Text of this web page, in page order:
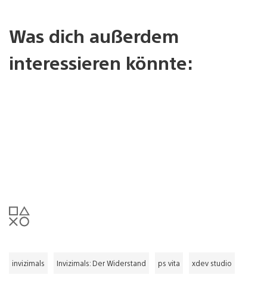
Was dich außerdem
interessieren könnte:
invizimals Invizimals: Der Widerstand ps vita xdev studio